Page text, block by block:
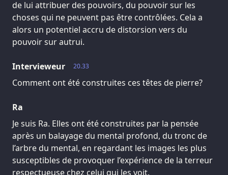
de lui attribuer des pouvoirs, du pouvoir sur les
choses qui ne peuvent pas être contrôlées. Cela a
alors un potentiel accru de distorsion vers du
pouvoir sur autrui.
20.33
Intervieweur
Comment ont été construites ces têtes de pierre?
Ra
Je suis Ra. Elles ont été construites par la pensée
après un balayage du mental profond, du tronc de
l’arbre du mental, en regardant les images les plus
susceptibles de provoquer l’expérience de la terreur
respectueuse chez celui qui les voit.